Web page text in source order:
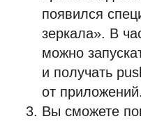
появился
зеркала». В
можно
и получать
от приложений.
Вы сможете
Что будет на демо-
Обсудим ваши
и цели
Покажем
на демо-площадках.
Ответим на все